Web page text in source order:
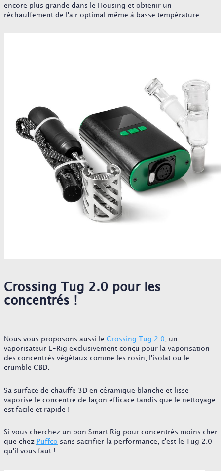
encore plus grande dans le Housing et obtenir un
réchauffement de l'air optimal même à basse température.
Crossing Tug 2.0 pour les
concentrés !
Nous vous proposons aussi le Crossing Tug 2.0 , un
vaporisateur E-Rig exclusivement conçu pour la vaporisation
des concentrés végétaux comme les rosin, l'isolat ou le
crumble CBD.
Sa surface de chauffe 3D en céramique blanche et lisse
vaporise le concentré de façon efficace tandis que le nettoyage
est facile et rapide !
Si vous cherchez un bon Smart Rig pour concentrés moins cher
que chez Puffco sans sacrifier la performance, c'est le Tug 2.0
qu'il vous faut !